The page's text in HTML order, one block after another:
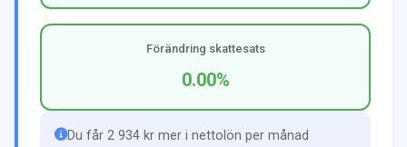
Förändring skattesats
0.00%
Du får 2 934 kr mer i nettolön per månad